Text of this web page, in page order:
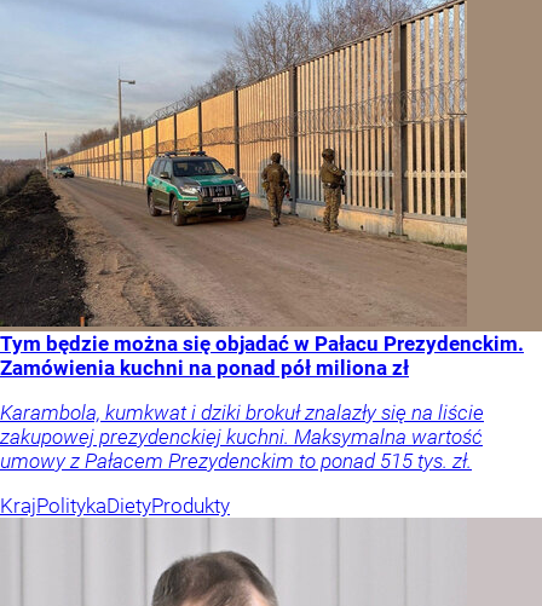
Tym będzie można się objadać w Pałacu Prezydenckim.
Zamówienia kuchni na ponad pół miliona zł
Karambola, kumkwat i dziki brokuł znalazły się na liście
zakupowej prezydenckiej kuchni. Maksymalna wartość
umowy z Pałacem Prezydenckim to ponad 515 tys. zł.
KrajPolitykaDietyProdukty